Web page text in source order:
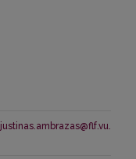
justinas.ambrazas@flf.vu.lt